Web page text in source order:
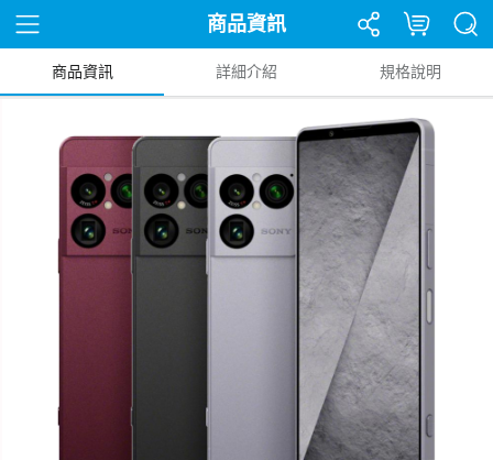
商品資訊
商品資訊 詳細介紹 規格說明